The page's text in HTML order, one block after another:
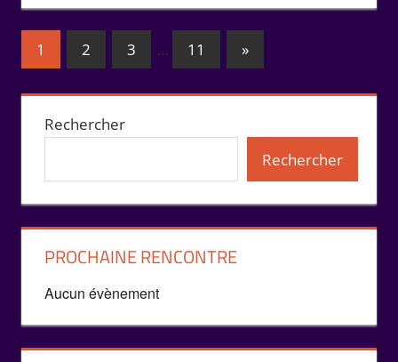
Pagination
publications
1 2 3 … 11
Publications
suivantes :
»
Rechercher
Rechercher
PROCHAINE RENCONTRE
Aucun évènement